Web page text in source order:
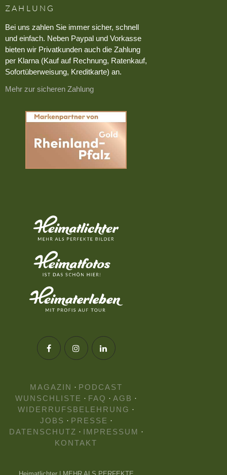
ZAHLUNG
Bei uns zahlen Sie immer sicher, schnell
und einfach. Neben Paypal und Vorkasse
bieten wir Privatkunden auch die Zahlung
per Klarna (Kauf auf Rechnung, Ratenkauf,
Sofortüberweisung, Kreditkarte) an.
Mehr zur sicheren Zahlung
MAGAZIN · PODCAST
WUNSCHLISTE · FAQ · AGB ·
WIDERRUFSBELEHRUNG ·
JOBS · PRESSE ·
DATENSCHUTZ · IMPRESSUM ·
KONTAKT